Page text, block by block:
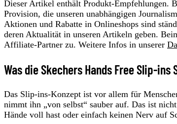
Dieser Artikel enthält Produkt-Empfehlungen.
Provision, die unseren unabhängigen
Aktionen und Rabatte in Onlineshops sind
deren Aktualität in unseren Artikeln geben.
Affiliate-Partner zu. Weitere Infos in unserer
Was die Skechers Hands Free Slip-
Das Slip-ins-Konzept ist vor allem für
nimmt ihn „von selbst“ sauber auf. Das ist
Hände voll hast oder einfach keinen Nerv auf